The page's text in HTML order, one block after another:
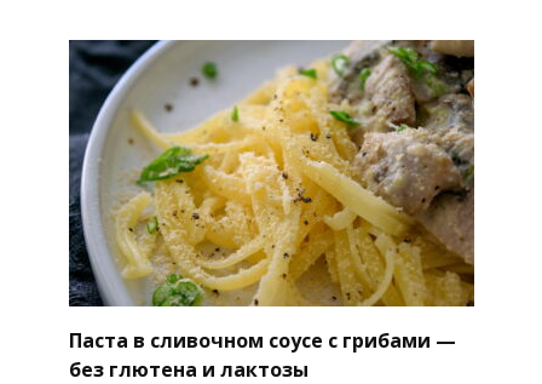
Паста в сливочном соусе с грибами —
без глютена и лактозы